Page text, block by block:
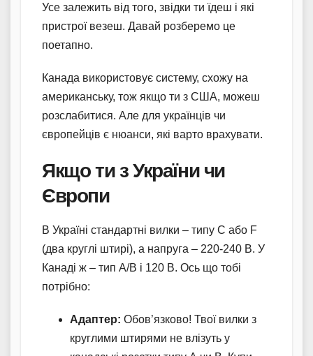
Усе залежить від того, звідки ти їдеш і які
пристрої везеш. Давай розберемо це
поетапно.
Канада використовує систему, схожу на
американську, тож якщо ти з США, можеш
розслабитися. Але для українців чи
європейців є нюанси, які варто врахувати.
Якщо ти з України чи
Європи
В Україні стандартні вилки – типу С або F
(два круглі штирі), а напруга – 220-240 В. У
Канаді ж – тип А/В і 120 В. Ось що тобі
потрібно:
Адаптер: Обов’язково! Твої вилки з
круглими штирями не влізуть у